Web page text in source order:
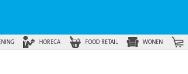
HORECA FOOD RETAIL WONEN